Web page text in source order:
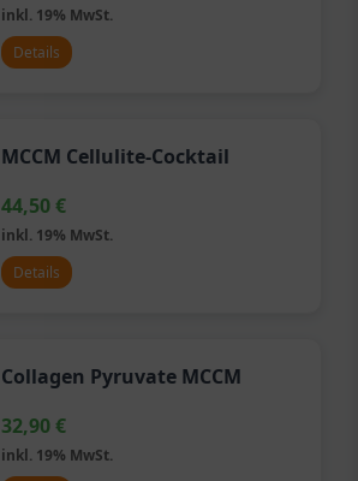
inkl. 19% MwSt.
Details
MCCM Cellulite-Cocktail
44,50€
inkl. 19% MwSt.
Details
Collagen Pyruvate MCCM
32,90€
inkl. 19% MwSt.